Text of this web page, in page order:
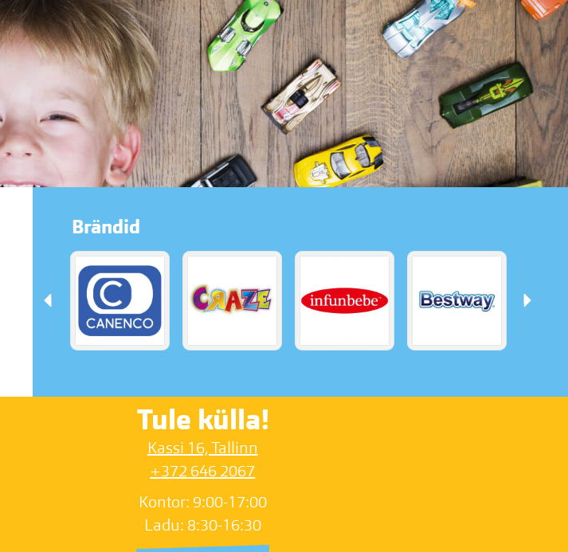
Brändid
Tule külla!
Kassi 16, Tallinn
+372 646 2067
Kontor: 9:00-17:00
Ladu: 8:30-16:30